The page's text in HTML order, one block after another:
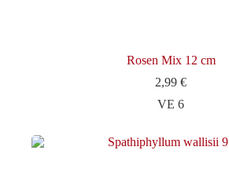
Rosen Mix 12 cm
2,99€
VE 6